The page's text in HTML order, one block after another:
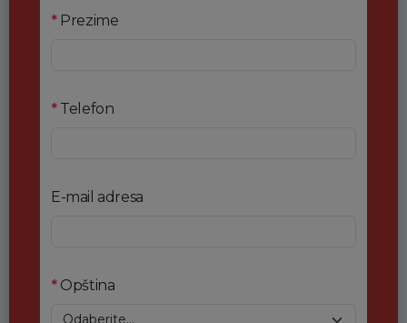
*Prezime
*Telefon
E-mail adresa
*Opština